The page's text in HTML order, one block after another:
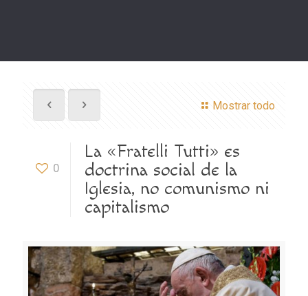
Mostrar todo
0
La «Fratelli Tutti» es
doctrina social de la
Iglesia, no comunismo ni
capitalismo